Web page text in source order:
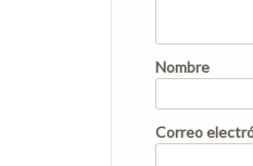
Nombre
Correo